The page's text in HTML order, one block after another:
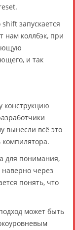
запускается
нам коллбэк, при
и так
конструкцию
вынесли всё это
для понимания,
через
понять, что
может быть